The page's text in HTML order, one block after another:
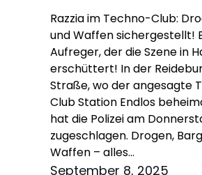
Razzia im Techno-Club:
und Waffen sichergestellt!
Aufreger, der die Szene in
erschüttert! In der
Straße, wo der angesagte
Club Station Endlos
hat die Polizei am
zugeschlagen. Drogen,
Waffen – alles…
September 8, 2025